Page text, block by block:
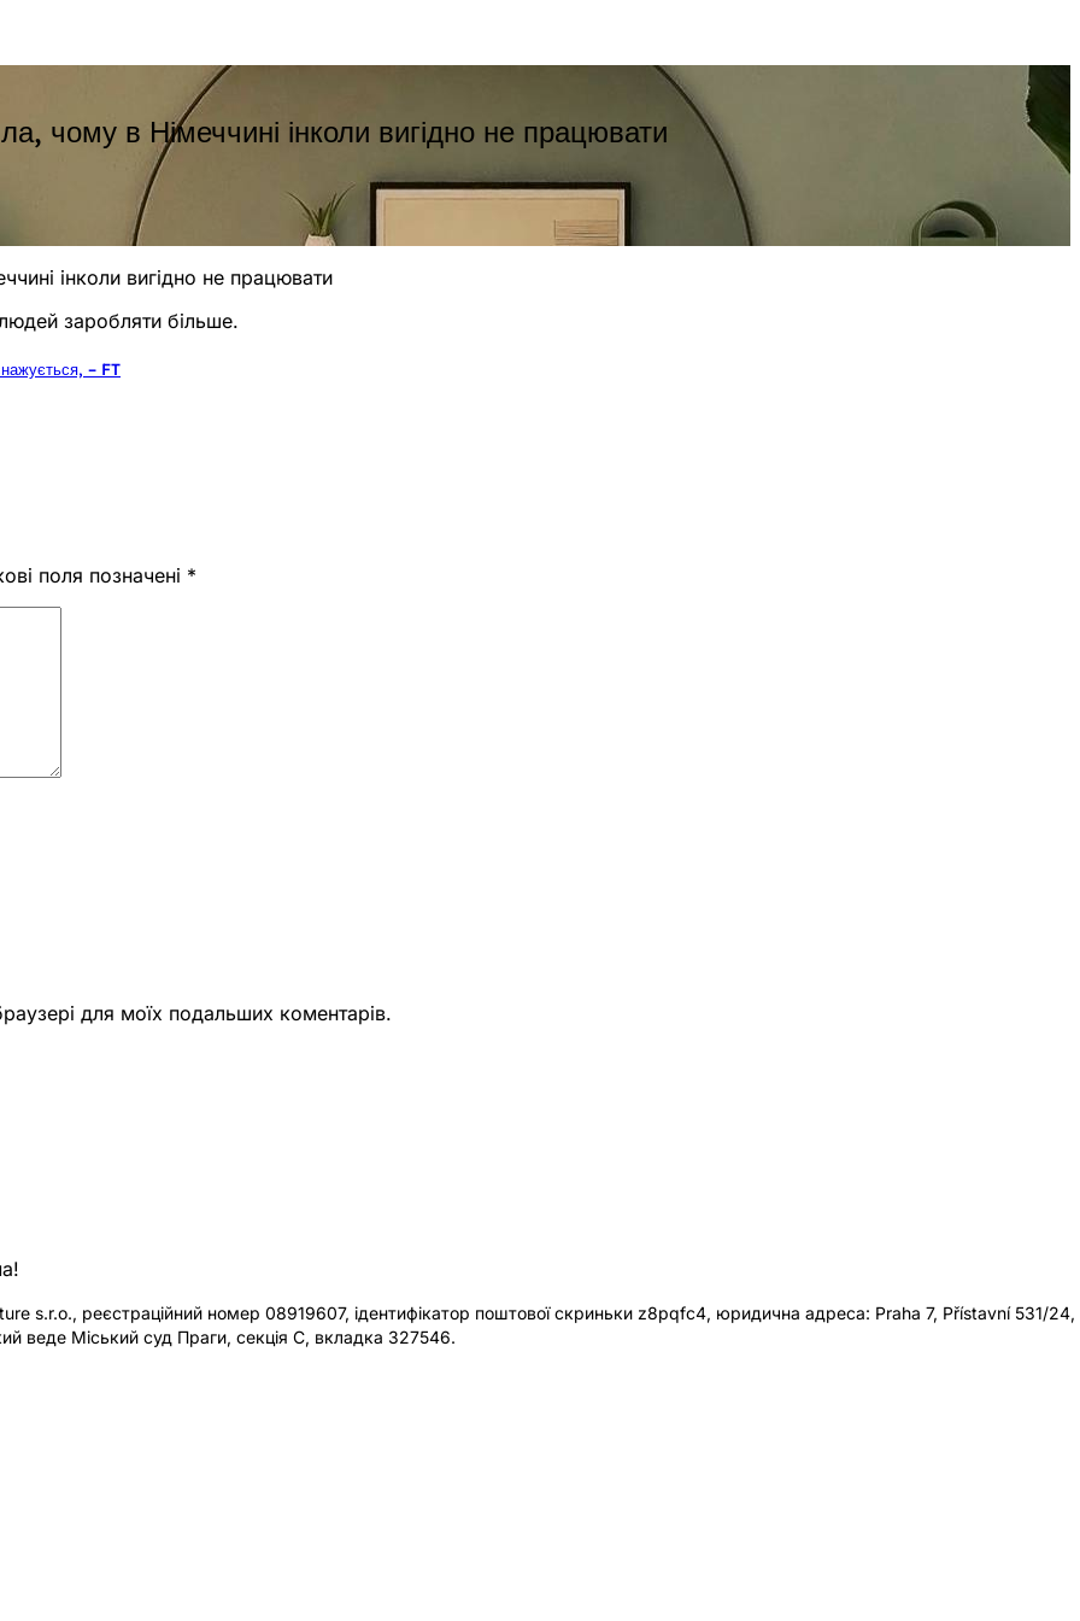
чому в Німеччині інколи вигідно не працювати
інколи вигідно не працювати
заробляти більше.
– FT
поля позначені *
для моїх подальших коментарів.
s.r.o., реєстраційний номер 08919607, ідентифікатор поштової скриньки z8pqfc4, юридична адреса: Praha 7, Přístavní 531/24,
веде Міський суд Праги, секція C, вкладка 327546.